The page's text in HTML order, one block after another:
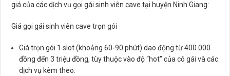
giá của các dịch vụ gọi gái sinh viên cave tại huyện Ninh Giang:
Giá gọi gái sinh viên cave trọn gói
Giá trọn gói 1 slot (khoảng 60-90 phút) dao động từ 400.000
đồng đến 3 triệu đồng, tùy thuộc vào độ “hot” của cô gái và các
dịch vụ kèm theo.